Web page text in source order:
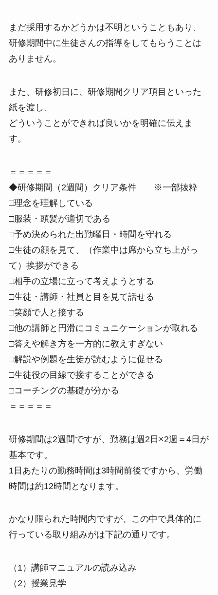
まだ採用するかどうかは不明ということもあり、
研修期間中に生徒さんの指導をしてもらうことは
ありません。
また、研修初日に、研修期間クリア項目といった
紙を渡し、
どういうことができれば良いかを明確に伝えま
す。
＝＝＝＝＝
◆研修期間（2週間）クリア条件 ※一部抜粋
□理念を理解している
□服装・頭髪が適切である
□予め決められた出勤曜日・時間を守れる
□生徒の顔を見て、（作業中は席から立ち上がっ
て）挨拶ができる
□相手の立場に立って考えようとする
□生徒・講師・社員と目を見て話せる
□笑顔で人と接する
□他の講師と円滑にコミュニケーションが取れる
□答えや解き方を一方的に教えすぎない
□解説や例題を生徒が読むように促せる
□生徒役の目線で接することができる
□コーチングの基礎が分かる
＝＝＝＝＝
研修期間は2週間ですが、勤務は週2日×2週＝4日が
基本です。
1日あたりの勤務時間は3時間前後ですから、労働
時間は約12時間となります。
かなり限られた時間内ですが、この中で具体的に
行っている取り組みがは下記の通りです。
（1）講師マニュアルの読み込み
（2）授業見学